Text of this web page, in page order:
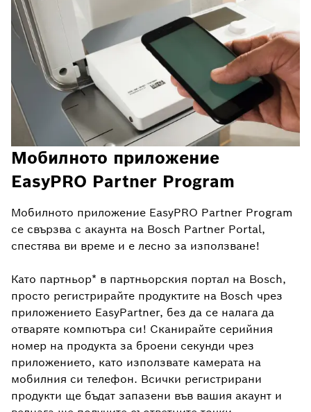
Мобилното приложение
EasyPRO Partner Program
Мобилното приложение EasyPRO Partner Program
се свързва с акаунта на Bosch Partner Portal,
спестява ви време и е лесно за използване!
Като партньор* в партньорския портал на Bosch,
просто регистрирайте продуктите на Bosch чрез
приложението EasyPartner, без да се налага да
отваряте компютъра си! Сканирайте серийния
номер на продукта за броени секунди чрез
приложението, като използвате камерата на
мобилния си телефон. Всички регистрирани
продукти ще бъдат запазени във вашия акаунт и